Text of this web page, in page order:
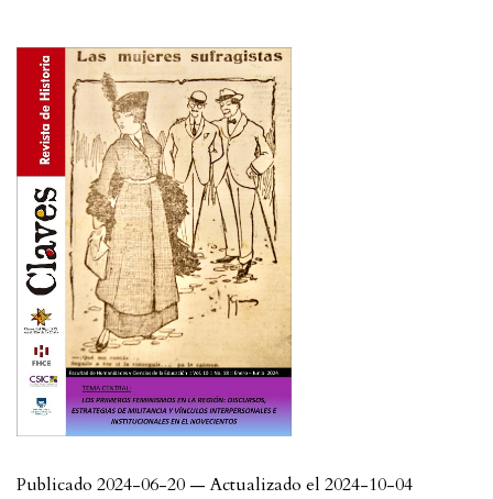
Publicado 2024-06-20 — Actualizado el 2024-10-04